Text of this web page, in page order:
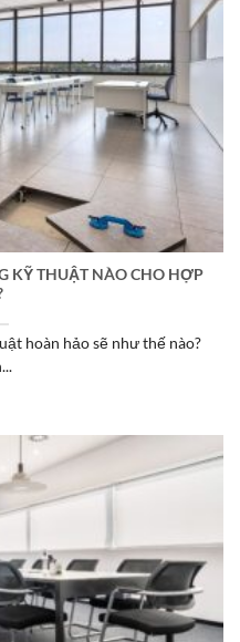
KỸ THUẬT NÀO CHO HỢP
hoàn hảo sẽ như thế nào?